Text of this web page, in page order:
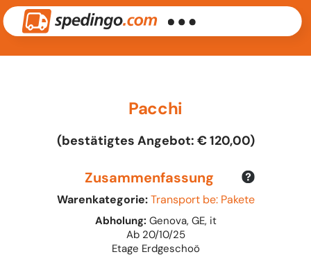
Pacchi
(bestätigtes Angebot: € 120,00)
Zusammenfassung
Warenkategorie: Transport be: Pakete
Abholung: Genova, GE, it
Ab 20/10/25
Etage Erdgeschoö